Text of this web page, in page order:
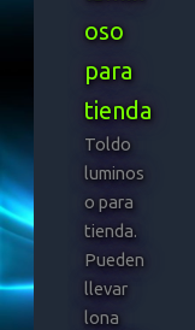
oso
para
tienda
Toldo
luminos
o para
tienda.
Pueden
llevar
lona